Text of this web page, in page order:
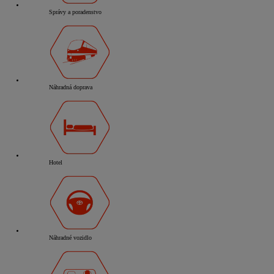
Správy a poradenstvo
Náhradná doprava
Hotel
Náhradné vozidlo